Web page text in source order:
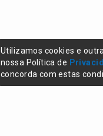
Utilizamos cookies e
nossa Política de
concorda com estas